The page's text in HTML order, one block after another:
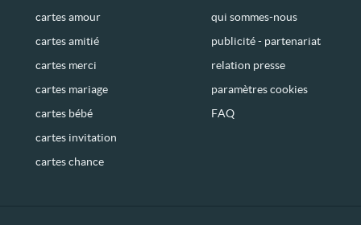
cartes amour
cartes amitié
cartes merci
cartes mariage
cartes bébé
cartes invitation
cartes chance
qui sommes-nous
publicité - partenariat
relation presse
paramètres cookies
FAQ